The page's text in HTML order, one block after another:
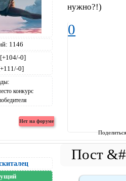
1146
[+104/-0]
0]
нужно?!)
0